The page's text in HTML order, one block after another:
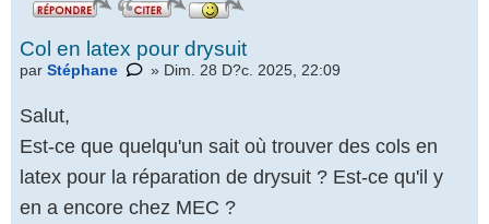
Col en latex pour drysuit
par Stéphane » Dim. 28 D?c. 2025, 22:09
Salut,
Est-ce que quelqu'un sait où trouver des cols en
latex pour la réparation de drysuit ? Est-ce qu'il y
en a encore chez MEC ?